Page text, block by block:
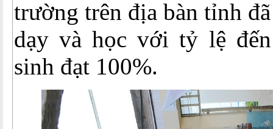
trường trên địa bàn tỉnh
dạy và học với tỷ lệ
sinh đạt 100%.